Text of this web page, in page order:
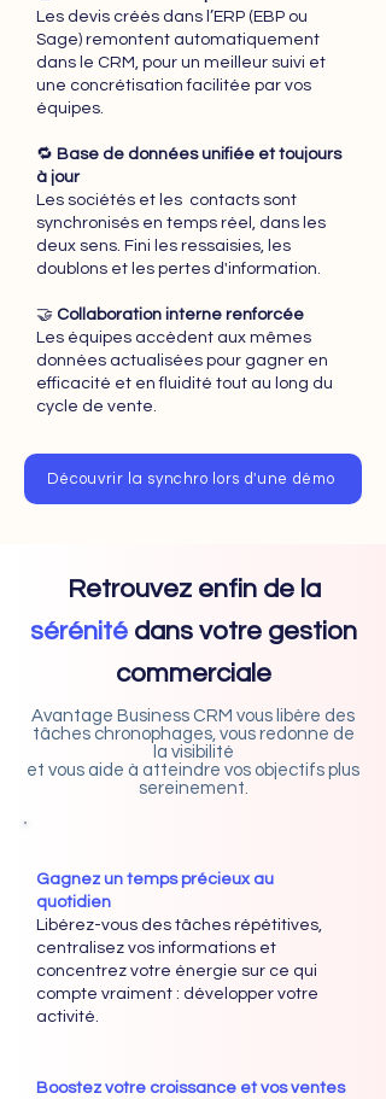
Les devis créés dans l’ERP (EBP ou
Sage) remontent automatiquement
dans le CRM, pour un meilleur suivi et
une concrétisation facilitée par vos
équipes.
🔁 Base de données unifiée et toujours
à jour
Les sociétés et les contacts sont
synchronisés en temps réel, dans les
deux sens. Fini les ressaisies, les
doublons et les pertes d'information.
🤝 Collaboration interne renforcée
Les équipes accèdent aux mêmes
données actualisées pour gagner en
efficacité et en fluidité tout au long du
cycle de vente.
Découvrir la synchro lors d'une démo
Retrouvez enfin de la
sérénité dans votre gestion
commerciale
Avantage Business CRM vous libère des
tâches chronophages, vous redonne de
la visibilité
et vous aide à atteindre vos objectifs plus
sereinement.
Gagnez un temps précieux au
quotidien
Libérez-vous des tâches répétitives,
centralisez vos informations et
concentrez votre énergie sur ce qui
compte vraiment : développer votre
activité.
Boostez votre croissance et vos ventes